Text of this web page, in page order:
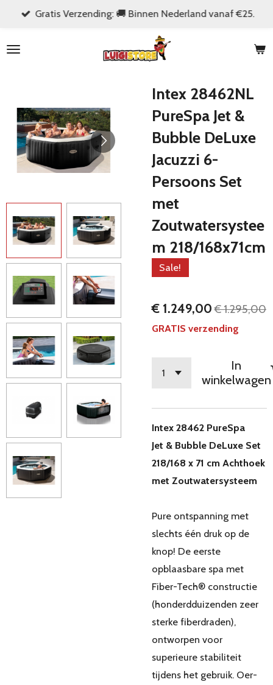
naar
Gratis Verzending: 🚚 Binnen Nederland vanaf €25.
Intex 28462NL
PureSpa Jet &
Bubble DeLuxe
Jacuzzi 6-
Persoons Set
met
Zoutwatersystee
m 218/168x71cm
Sale!
€ 1.249,00 € 1.295,00
GRATIS verzending
In
winkelwagen
Intex 28462 PureSpa
Jet & Bubble DeLuxe Set
218/168 x 71 cm Achthoek
met Zoutwatersysteem
Pure ontspanning met
slechts één druk op de
knop! De eerste
opblaasbare spa met
Fiber-Tech® constructie
(honderdduizenden zeer
sterke fiberdraden),
ontworpen voor
superieure stabiliteit
tijdens het gebruik. Oer-